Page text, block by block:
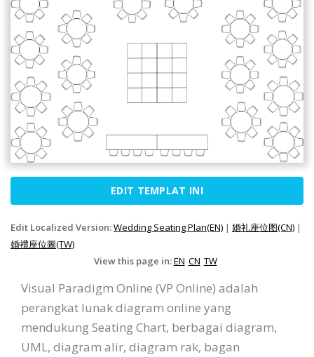
EDIT TEMPLAT INI
Edit Localized Version:Wedding Seating Plan(EN) | 婚礼座位图(CN) |
婚禮座位圖(TW)
View this page in:EN CN TW
Visual Paradigm Online (VP Online) adalah
perangkat lunak diagram online yang
mendukung Seating Chart, berbagai diagram,
UML, diagram alir, diagram rak, bagan